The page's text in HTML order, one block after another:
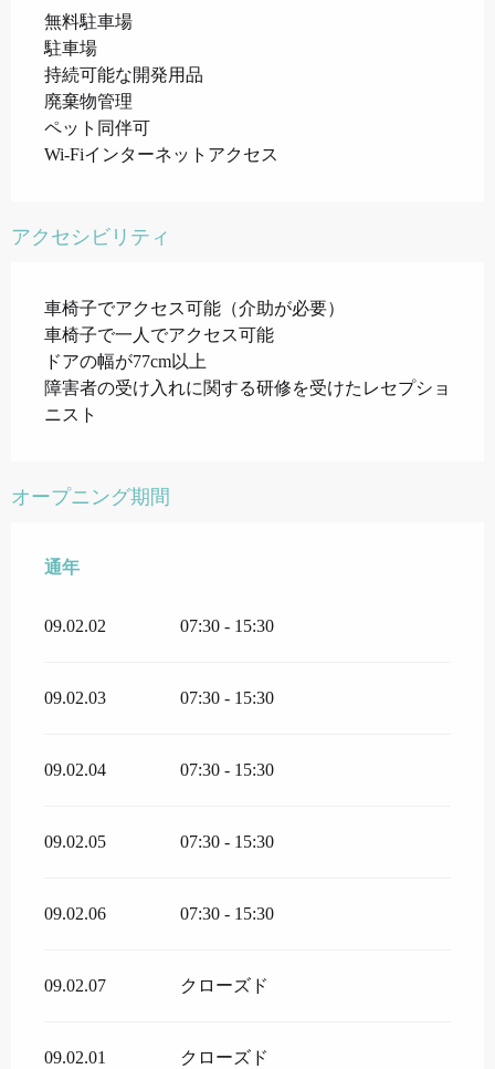
無料駐車場
駐車場
持続可能な開発用品
廃棄物管理
ペット同伴可
Wi-Fiインターネットアクセス
アクセシビリティ
車椅子でアクセス可能（介助が必要）
車椅子で一人でアクセス可能
ドアの幅が77cm以上
障害者の受け入れに関する研修を受けたレセプショ
ニスト
オープニング期間
通年
通年
09.02.02 07:30 - 15:30
09.02.03 07:30 - 15:30
09.02.04 07:30 - 15:30
09.02.05 07:30 - 15:30
09.02.06 07:30 - 15:30
09.02.07 クローズド
09.02.01 クローズド